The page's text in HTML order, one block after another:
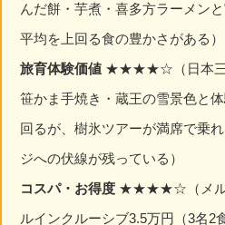
んだ餅・芋煮・喜多方ラーメン
平均を上回る食の豊かさがある）
旅育体験価値 ★★★★☆（日本三
笹かま手焼き・蔵王の雪景色と
回るが、樹氷ツアーが満席で乗
ジへの伏線が残っている）
コスパ・お得度 ★★★★☆（メル
ルインクルーシブ3.5万円（3名2